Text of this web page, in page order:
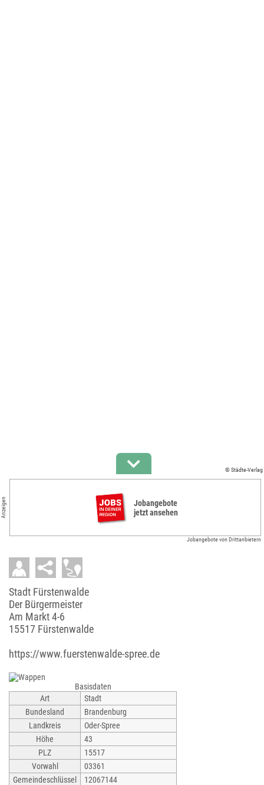
© Städte-Verlag
Anzeigen
Jobangebote
jetzt ansehen
Jobangebote von Drittanbietern
Stadt Fürstenwalde
Der Bürgermeister
Am Markt 4-6
15517 Fürstenwalde
https://www.fuerstenwalde-spree.de
Basisdaten
Art
Stadt
Bundesland
Brandenburg
Landkreis
Oder-Spree
Höhe
43
PLZ
15517
Vorwahl
03361
Gemeindeschlüssel
12067144